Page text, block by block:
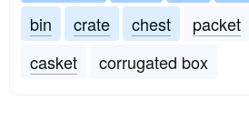
bin
crate chest packet
casket
corrugated box